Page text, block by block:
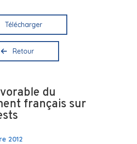
Télécharger
Retour
du
français sur
2012